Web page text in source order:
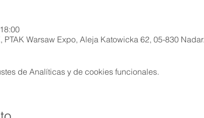
Warsaw Expo, Aleja Katowicka 62, 05-830
de Analíticas y de cookies funcionales.